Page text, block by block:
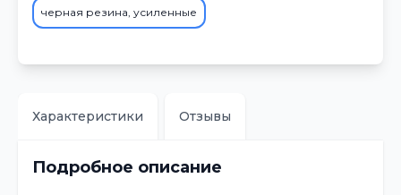
черная резина, усиленные
Характеристики Отзывы
Подробное описание